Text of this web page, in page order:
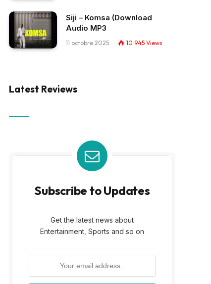
Siji – Komsa (Download
Audio MP3
11 octobre 2025 10 945 Views
Latest Reviews
Subscribe to Updates
Get the latest news about
Entertainment, Sports and so on